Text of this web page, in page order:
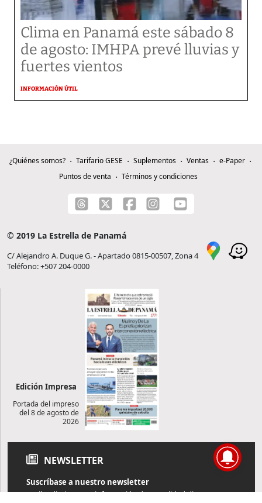
Clima en Panamá este sábado 8
de agosto: IMHPA prevé lluvias y
fuertes vientos
INFORMACIÓN ÚTIL
¿Quiénes somos? Tarifario GESE Suplementos Ventas
e-Paper
Puntos de venta
Términos y condiciones
© 2019 La Estrella de Panamá
C/ Alejandro A. Duque G. - Apartado 0815-00507, Zona 4
Teléfono: +507 204-0000
Edición Impresa
Portada del impreso
del 8 de agosto de
2026
NEWSLETTER
Suscríbase a nuestro newsletter
Reciba diariamente información de actualidad directamente en